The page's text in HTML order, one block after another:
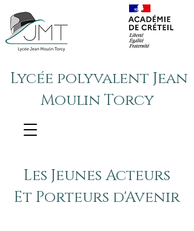
Lycée polyvalent Jean
Moulin Torcy
Les Jeunes Acteurs
Et Porteurs d'Avenir